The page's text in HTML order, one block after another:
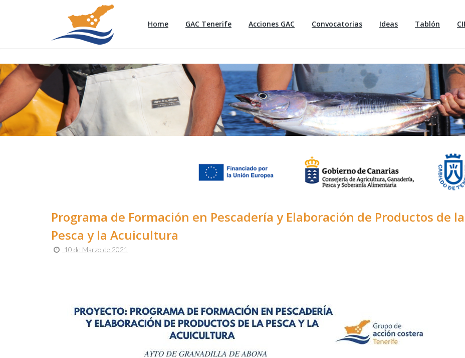
Home GAC Tenerife Acciones GAC Convocatorias Ideas Tablón
Programa de Formación en Pescadería y Elaboración de Productos de la
Pesca y la Acuicultura
10 de Marzo de 2021